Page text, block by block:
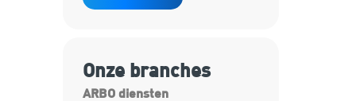
Onze branches
ARBO diensten